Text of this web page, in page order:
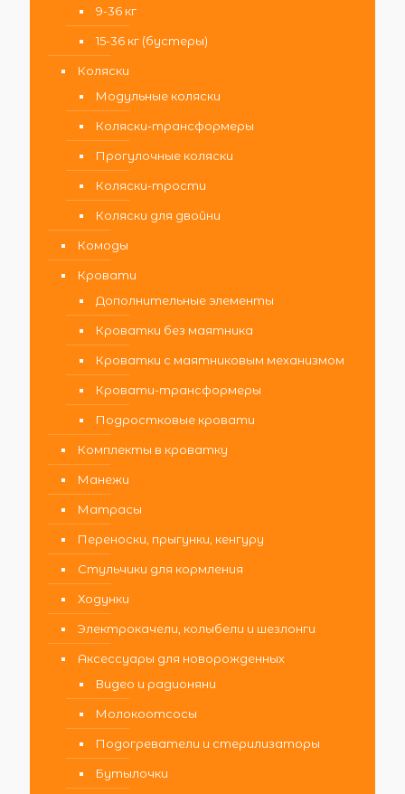
9-36 кг
15-36 кг (бустеры)
Коляски
Модульные коляски
Коляски-трансформеры
Прогулочные коляски
Коляски-трости
Коляски для двойни
Комоды
Кровати
Дополнительные элементы
Кроватки без маятника
Кроватки с маятниковым механизмом
Кровати-трансформеры
Подростковые кровати
Комплекты в кроватку
Манежи
Матрасы
Переноски, прыгунки, кенгуру
Стульчики для кормления
Ходунки
Электрокачели, колыбели и шезлонги
Аксессуары для новорожденных
Видео и радионяни
Молокоотсосы
Подогреватели и стерилизаторы
Бутылочки